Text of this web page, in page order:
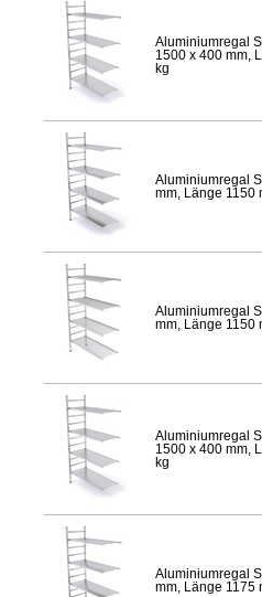
Aluminiumregal
1500 x 400 mm,
kg
Aluminiumregal
mm, Länge 1150
Aluminiumregal
mm, Länge 1150
Aluminiumregal
1500 x 400 mm,
kg
Aluminiumregal
mm, Länge 1175